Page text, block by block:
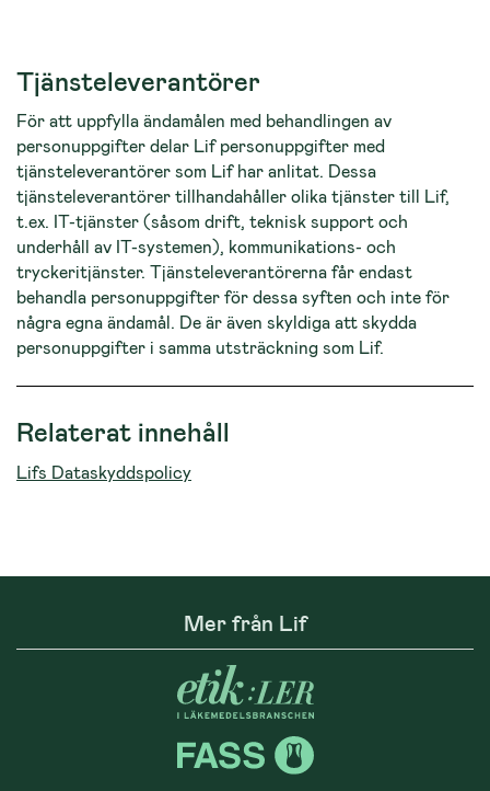
Tjänsteleverantörer
För att uppfylla ändamålen med behandlingen av
personuppgifter delar Lif personuppgifter med
tjänsteleverantörer som Lif har anlitat. Dessa
tjänsteleverantörer tillhandahåller olika tjänster till Lif,
t.ex. IT-tjänster (såsom drift, teknisk support och
underhåll av IT-systemen), kommunikations- och
tryckeritjänster. Tjänsteleverantörerna får endast
behandla personuppgifter för dessa syften och inte för
några egna ändamål. De är även skyldiga att skydda
personuppgifter i samma utsträckning som Lif.
Relaterat innehåll
Lifs Dataskyddspolicy
Mer från Lif